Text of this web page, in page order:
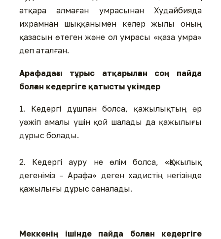
атқара алмаған умрасынан Худайбияда
ихрамнан шыққанымен келер жылы оның
қазасын өтеген және ол умрасы «қаза умра»
деп аталған.
Арафадағы тұрыс атқарылған соң пайда
болған кедергіге қатысты үкімдер
1. Кедергі дұшпан болса, қажылықтың әр
уәжіп амалы үшін қой шалады да қажылығы
дұрыс болады.
2. Кедергі ауру не өлім болса, «Қажылық
дегеніміз – Арафа» деген хадистің негізінде
қажылығы дұрыс саналады.
Меккенің ішінде пайда болған кедергіге